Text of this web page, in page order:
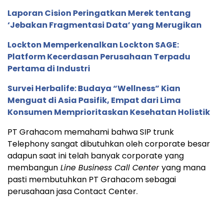
Laporan Cision Peringatkan Merek tentang
‘Jebakan Fragmentasi Data’ yang Merugikan
Lockton Memperkenalkan Lockton SAGE:
Platform Kecerdasan Perusahaan Terpadu
Pertama di Industri
Survei Herbalife: Budaya “Wellness” Kian
Menguat di Asia Pasifik, Empat dari Lima
Konsumen Memprioritaskan Kesehatan Holistik
PT Grahacom memahami bahwa SIP trunk
Telephony sangat dibutuhkan oleh corporate besar
adapun saat ini telah banyak corporate yang
membangun Line Business Call Centeryang mana
pasti membutuhkan PT Grahacom sebagai
perusahaan jasa Contact Center.